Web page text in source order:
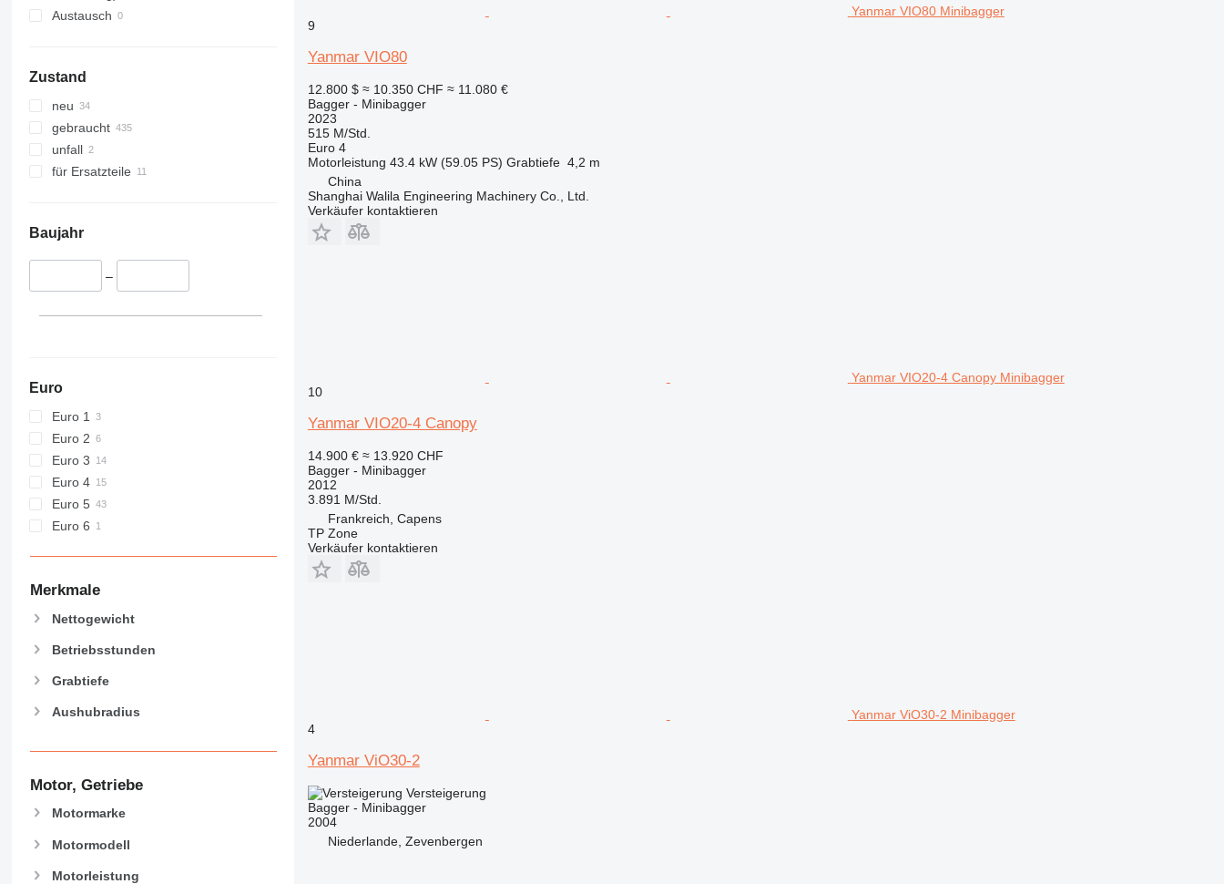
365
395
416
420
422
428
430
E-series
F-series
GC
M-series
MH
NR
8050
8060
8065
8080
8085
NXT
Austausch
Zustand
neu
gebraucht
unfall
für Ersatzteile
Baujahr
–
Euro
Euro 1
Euro 2
Euro 3
Euro 4
Euro 5
Euro 6
Merkmale
Nettogewicht
Betriebsstunden
Grabtiefe
Aushubradius
Motor, Getriebe
Motormarke
Motormodell
Motorleistung
Yanmar VIO80 Minibagger
9
Yanmar VIO80
12.800 $ ≈ 10.350 CHF ≈ 11.080 €
Bagger - Minibagger
2023
515 M/Std.
Euro 4
Motorleistung 43.4 kW (59.05 PS) Grabtiefe 4,2 m
China
Shanghai Walila Engineering Machinery Co., Ltd.
Verkäufer kontaktieren
Yanmar VIO20-4 Canopy Minibagger
10
Yanmar VIO20-4 Canopy
14.900 € ≈ 13.920 CHF
Bagger - Minibagger
2012
3.891 M/Std.
Frankreich, Capens
TP Zone
Verkäufer kontaktieren
Yanmar ViO30-2 Minibagger
4
Yanmar ViO30-2
Versteigerung
Bagger - Minibagger
2004
Niederlande, Zevenbergen